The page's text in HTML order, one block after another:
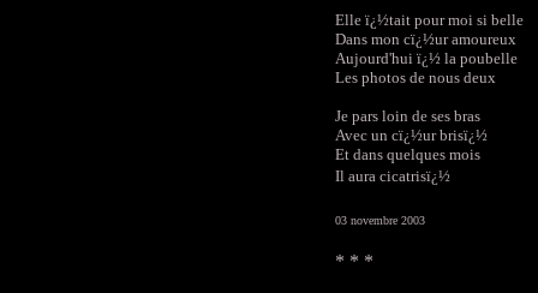
Elle ï¿½tait pour moi si belle
Dans mon cï¿½ur amoureux
Aujourd'hui ï¿½ la poubelle
Les photos de nous deux
Je pars loin de ses bras
Avec un cï¿½ur brisï¿½
Et dans quelques mois
Il aura cicatrisï¿½
03 novembre 2003
* * *